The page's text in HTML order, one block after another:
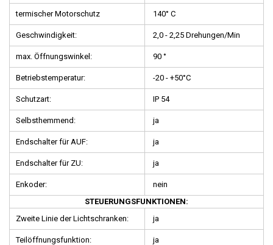
termischer Motorschutz 140° C
Geschwindigkeit: 2,0 - 2,25 Drehungen/Min
max. Öffnungswinkel: 90 °
Betriebstemperatur: -20 - +50°C
Schutzart: IP 54
Selbsthemmend: ja
Endschalter für AUF: ja
Endschalter für ZU: ja
Enkoder:
nein
STEUERUNGSFUNKTIONEN:
Zweite Linie der Lichtschranken:
ja
Teilöffnungsfunktion: ja